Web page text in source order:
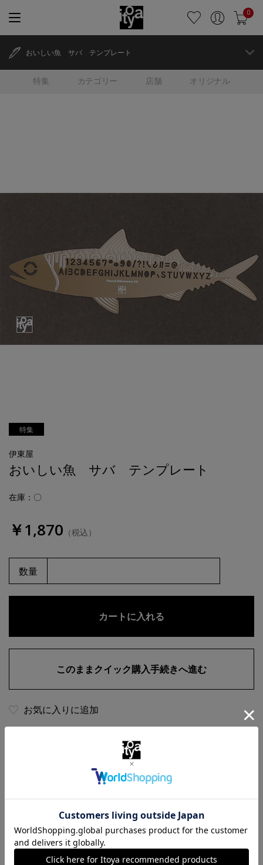
0
特集 カテゴリー 店舗 オリジナル
おいしい魚 サバ テンプレート
特集
伊東屋
おいしい魚 サバ テンプレート
在庫：〇
￥1,870 （税込）
数量
お気に入りに追加
返品・交換について
商品の特徴
お魚をモチーフとした、オリジナルデザインのステンレス
製テンプレートです。